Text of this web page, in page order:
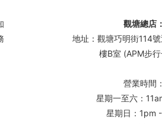
觀塘總店：
地址：觀塘巧明街114
樓B室 (APM步
營業時間：
星期一至六：
星期日：1pm